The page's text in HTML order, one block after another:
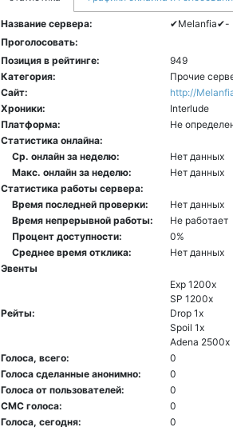
Название сервера:
✔Melanfia✔-
Проголосовать:
Позиция в рейтинге:
949
Категория:
Прочие
Сайт:
http://
Хроники:
Interlude
Платформа:
Не
Статистика онлайна:
Ср. онлайн за неделю:
Нет данных
Макс. онлайн за неделю:
Нет данных
Статистика работы сервера:
Время последней проверки:
Нет данных
Время непрерывной работы:
Не работает
Процент доступности:
0%
Среднее время отклика:
Нет данных
Эвенты
Рейты:
Exp 1200x
SP 1200x
Drop 1x
Spoil 1x
Adena 2500x
Голоса, всего:
0
Голоса сделанные анонимно:
0
Голоса от пользователей:
0
СМС голоса:
0
Голоса, сегодня:
0